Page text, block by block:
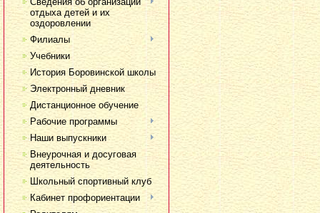
отдыха детей и их
оздоровлении
Филиалы
Учебники
История Боровинской школы
Электронный дневник
Дистанционное обучение
Рабочие программы
Наши выпускники
Внеурочная и досуговая
деятельность
Школьный спортивный клуб
Кабинет профориентации